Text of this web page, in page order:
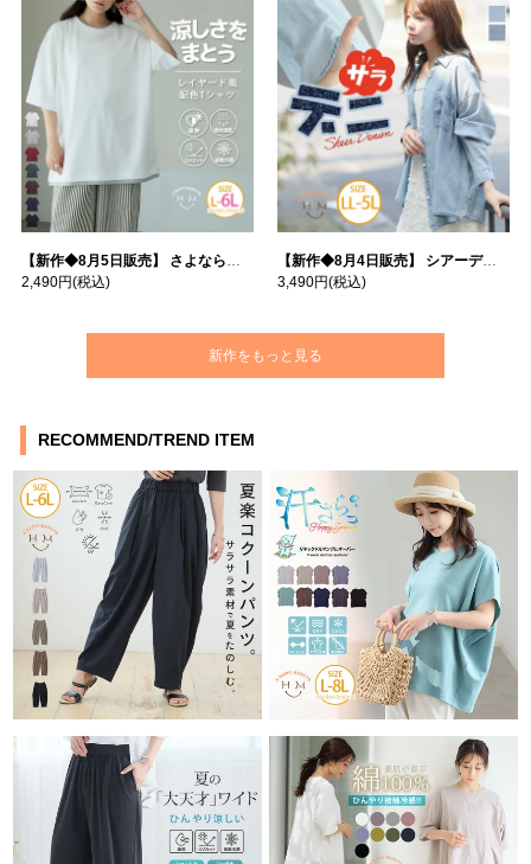
【新作◆8月5日販売】 さよなら猛暑 涼しさを着る 遮熱 接触冷感 吸水・速乾 五分袖 コンフォートメッシュ 配色レイヤード 風ゆる Tシャツ | 大きいサイズの通販ならハッピーマリリン
2,490円(税込)
【新作◆8月4日販売】 シアーデニムで お洒落に肌隠し | 大きいサイズの通販ならハッピーマリリン
3,490円(税込)
新作をもっと見る
RECOMMEND/TREND ITEM